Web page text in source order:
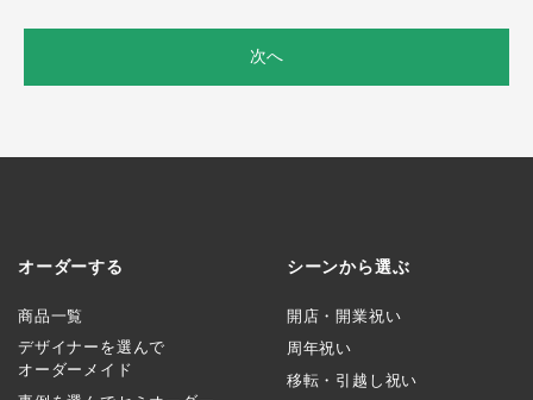
次へ
オーダーする
商品一覧
デザイナーを選んで
オーダーメイド
シーンから選ぶ
開店・開業祝い
周年祝い
移転・引越し祝い